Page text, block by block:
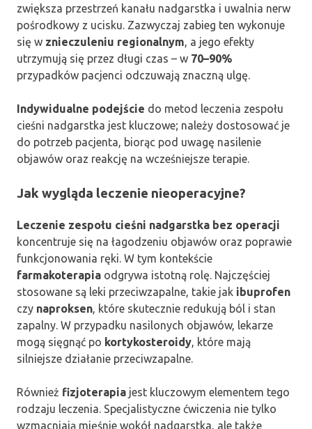
zwiększa przestrzeń kanału nadgarstka i uwalnia nerw
pośrodkowy z ucisku. Zazwyczaj zabieg ten wykonuje
się w znieczuleniu regionalnym, a jego efekty
utrzymują się przez długi czas – w 70–90%
przypadków pacjenci odczuwają znaczną ulgę.
Indywidualne podejście do metod leczenia zespołu
cieśni nadgarstka jest kluczowe; należy dostosować je
do potrzeb pacjenta, biorąc pod uwagę nasilenie
objawów oraz reakcję na wcześniejsze terapie.
Jak wygląda leczenie nieoperacyjne?
Leczenie zespołu cieśni nadgarstka bez operacji
koncentruje się na łagodzeniu objawów oraz poprawie
funkcjonowania ręki. W tym kontekście
farmakoterapia odgrywa istotną rolę. Najczęściej
stosowane są leki przeciwzapalne, takie jak ibuprofen
czy naproksen , które skutecznie redukują ból i stan
zapalny. W przypadku nasilonych objawów, lekarze
mogą sięgnąć po kortykosteroidy , które mają
silniejsze działanie przeciwzapalne.
Również fizjoterapia jest kluczowym elementem tego
rodzaju leczenia. Specjalistyczne ćwiczenia nie tylko
wzmacniają mięśnie wokół nadgarstka, ale także